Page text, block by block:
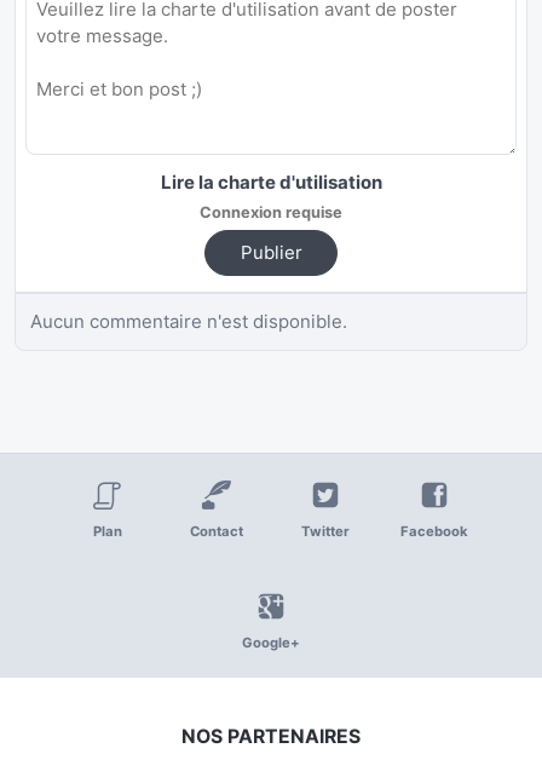
Lire la charte d'utilisation
Connexion requise
Publier
Aucun commentaire n'est disponible.
Plan Contact Twitter Facebook
Google+
NOS PARTENAIRES